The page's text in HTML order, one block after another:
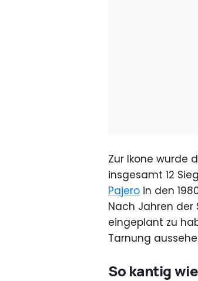
Zur Ikone wurde
insgesamt 12
Pajero in den
Nach Jahren der
eingeplant zu
Tarnung
So kantig